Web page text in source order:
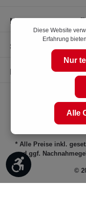
Kompetente
Shop Service
Informationen
©
* Alle Preise inkl.
und ggf.
Werkzeugleiste
Diese Website
Erfahrung
Nur
Alle